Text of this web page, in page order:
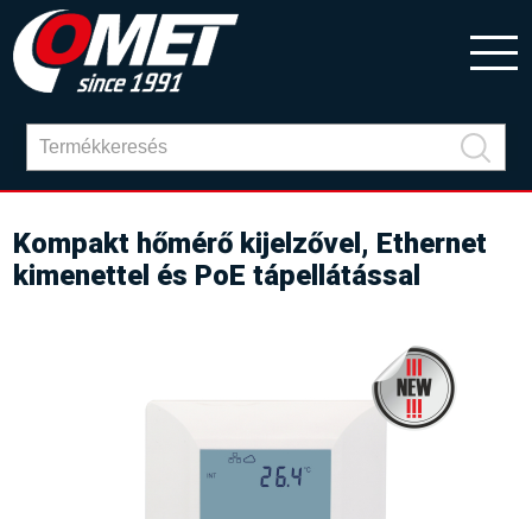
Kompakt hőmérő kijelzővel, Ethernet
kimenettel és PoE tápellátással